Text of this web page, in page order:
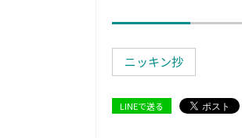
ニッキン抄
LINEで送る